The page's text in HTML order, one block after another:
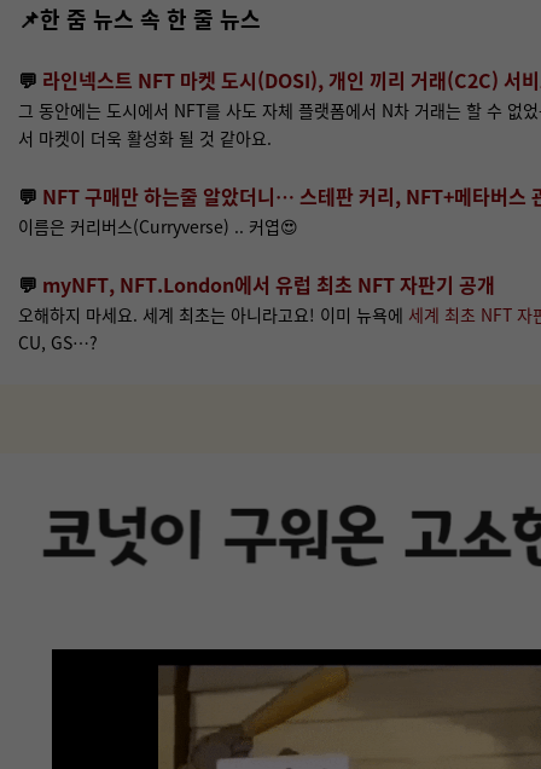
📌한 줌 뉴스 속 한 줄 뉴스
💬 라인넥스트 NFT 마켓 도시(DOSI), 개인 끼리 거래(C2C) 서
그 동안에는 도시에서 NFT를 사도 자체 플랫폼에서 N차 거래는 할 수 없
서 마켓이 더욱 활성화 될 것 같아요.
💬 NFT 구매만 하는줄 알았더니… 스테판 커리, NFT+메타버스
이름은 커리버스(Curryverse) .. 커엽😍
💬 myNFT, NFT.London에서 유럽 최초 NFT 자판기 공개
오해하지 마세요. 세계 최초는 아니라고요! 이미 뉴욕에 세계 최초 NFT 자
CU, GS…?